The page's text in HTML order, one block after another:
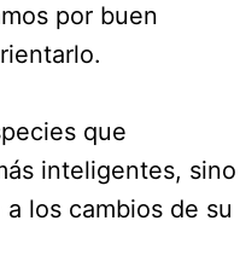
por buen
que
inteligentes, sino
los cambios de su